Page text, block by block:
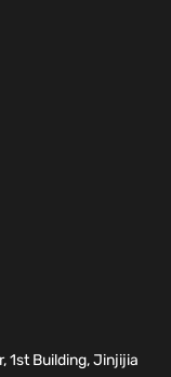
1st Building, Jinjijia